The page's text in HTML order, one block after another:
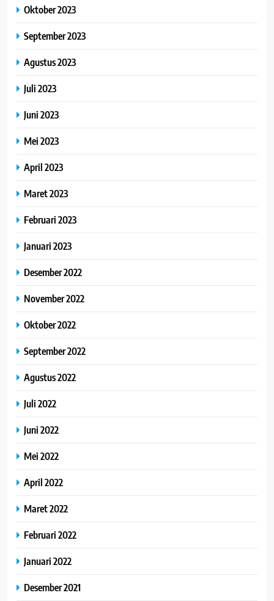
Oktober 2023
September 2023
Agustus 2023
Juli 2023
Juni 2023
Mei 2023
April 2023
Maret 2023
Februari 2023
Januari 2023
Desember 2022
November 2022
Oktober 2022
September 2022
Agustus 2022
Juli 2022
Juni 2022
Mei 2022
April 2022
Maret 2022
Februari 2022
Januari 2022
Desember 2021